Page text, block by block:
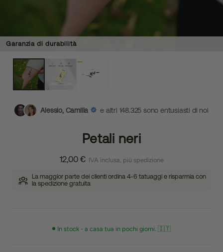
Garanzia di durabilità
Alessio, Camilla e altri 148.325 sono entusiasti di noi
Petali neri
12,00 € IVA inclusa, più spedizione
La maggior parte dei clienti ordina 4-6 tatuaggi e risparmia con
la spedizione gratuita
In stock - a casa tua in pochi giorni. 🇮🇹